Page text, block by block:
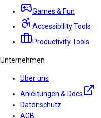
Games & Fun
Accessibility Tools
Productivity Tools
Unternehmen
Über uns
Anleitungen & Docs
Datenschutz
AGB